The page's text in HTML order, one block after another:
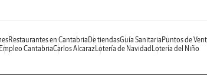
Restaurantes en Cantabria De tiendasGuía Sanitaria Puntos de
Empleo CantabriaCarlos AlcarazLotería de Navidad Lotería del Niño